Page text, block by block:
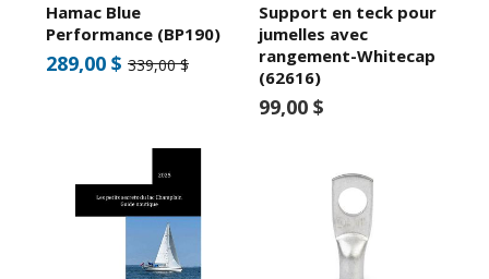
Hamac Blue
Performance (BP190)
289,00 $ 339,00 $
Support en teck pour
jumelles avec
rangement-Whitecap
(62616)
99,00 $